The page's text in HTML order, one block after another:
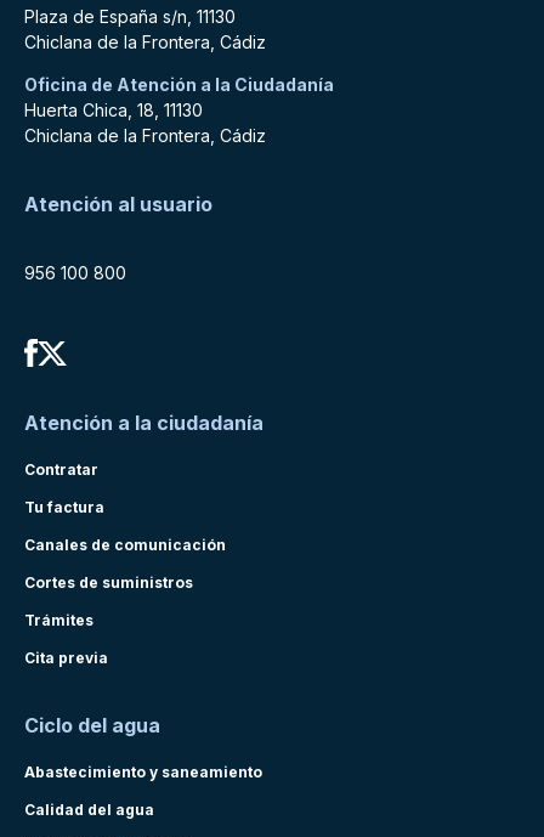
Plaza de España s/n, 11130
Chiclana de la Frontera, Cádiz
Oficina de Atención a la Ciudadanía
Huerta Chica, 18, 11130
Chiclana de la Frontera, Cádiz
Atención al usuario
956 100 800
Atención a la ciudadanía
Contratar
Tu factura
Canales de comunicación
Cortes de suministros
Trámites
Cita previa
Ciclo del agua
Abastecimiento y saneamiento
Calidad del agua